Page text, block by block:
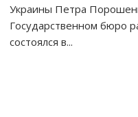
Украины Петра
Государственном бюро
состоялся в...